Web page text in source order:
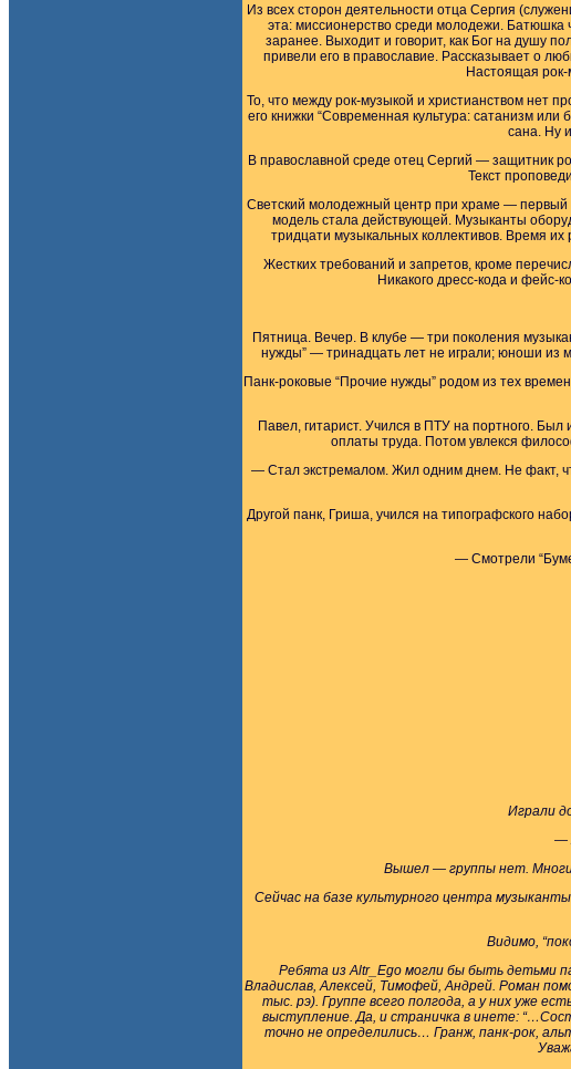
Из всех сторон деятельности отца Сергия
эта: миссионерство среди молодежи. Батюшка
заранее. Выходит и говорит, как Бог на душу
привели его в православие. Рассказывает о
Настоящая рок-
То, что между рок-музыкой и христианством нет
его книжки “Современная культура: сатанизм
сана. Ну
В православной среде отец Сергий — защитник
Текст
Светский молодежный центр при храме — первый
модель стала действующей. Музыканты
тридцати музыкальных коллективов. Время их
Жестких требований и запретов, кроме
Никакого дресс-кода и фейс-
Пятница. Вечер. В клубе — три поколения
нужды” — тринадцать лет не играли; юноши из
Панк-роковые “Прочие нужды” родом из тех
Павел, гитарист. Учился в ПТУ на портного.
оплаты труда. Потом увлекся
— Стал экстремалом. Жил одним днем. Не факт,
Другой панк, Гриша, учился на типографского
— Смотрели
Играли
—
Вышел — группы нет.
Сейчас на базе культурного центра
Видимо,
Ребята из Altr_Ego могли бы быть детьми
Владислав, Алексей, Тимофей, Андрей. Роман
тыс. рэ). Группе всего полгода, а у них уже
выступление. Да, и страничка в инете:
точно не определились… Гранж, панк-рок,